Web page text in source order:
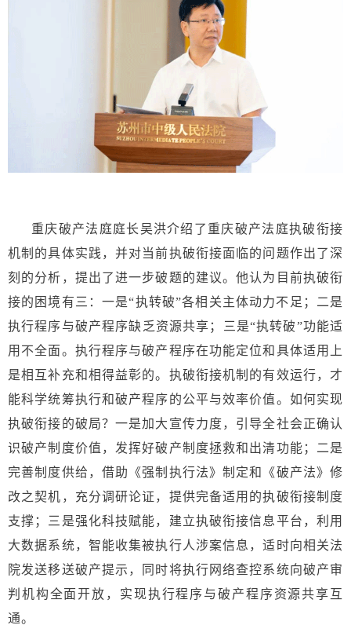
重庆破产法庭庭长吴洪介绍了重庆破产法庭执破衔接
机制的具体实践，并对当前执破衔接面临的问题作出了深
刻的分析，提出了进一步破题的建议。他认为目前执破衔
接的困境有三：一是“执转破”各相关主体动力不足；二是
执行程序与破产程序缺乏资源共享；三是“执转破”功能适
用不全面。执行程序与破产程序在功能定位和具体适用上
是相互补充和相得益彰的。执破衔接机制的有效运行，才
能科学统筹执行和破产程序的公平与效率价值。如何实现
执破衔接的破局？一是加大宣传力度，引导全社会正确认
识破产制度价值，发挥好破产制度拯救和出清功能；二是
完善制度供给，借助《强制执行法》制定和《破产法》修
改之契机，充分调研论证，提供完备适用的执破衔接制度
支撑；三是强化科技赋能，建立执破衔接信息平台，利用
大数据系统，智能收集被执行人涉案信息，适时向相关法
院发送移送破产提示，同时将执行网络查控系统向破产审
判机构全面开放，实现执行程序与破产程序资源共享互
通。